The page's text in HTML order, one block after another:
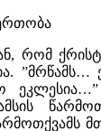
რომ